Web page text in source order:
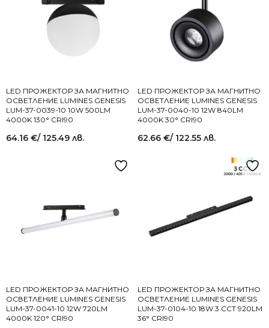
LED ПРОЖЕКТОР ЗА МАГНИТНО
ОСВЕТЛЕНИЕ LUMINES GENESIS
LUM-37-0039-10 10W 500LM
4000K 130° CRI90
64.16 €/ 125.49 лв.
LED ПРОЖЕКТОР ЗА МАГНИТНО
ОСВЕТЛЕНИЕ LUMINES GENESIS
LUM-37-0040-10 12W 840LM
4000K 30° CRI90
62.66 €/ 122.55 лв.
LED ПРОЖЕКТОР ЗА МАГНИТНО
ОСВЕТЛЕНИЕ LUMINES GENESIS
LUM-37-0041-10 12W 720LM
4000K 120° CRI90
LED ПРОЖЕКТОР ЗА МАГНИТНО
ОСВЕТЛЕНИЕ LUMINES GENESIS
LUM-37-0104-10 18W 3 CCT 920LM
36° CRI90